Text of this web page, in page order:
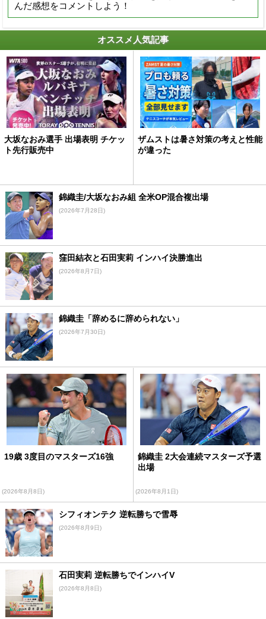
んだ感想をコメントしよう！
オススメ人気記事
大坂なおみ選手 出場表明 チケッ
ト先行販売中
ザムストは暑さ対策の考えと性能
が違った
錦織圭/大坂なおみ組 全米OP混合複出場
(2026年7月28日)
窪田結衣と石田実莉 インハイ決勝進出
(2026年8月7日)
錦織圭「辞めるに辞められない」
(2026年7月30日)
19歳 3度目のマスターズ16強
(2026年8月8日)
錦織圭 2大会連続マスターズ予選
出場
(2026年8月1日)
シフィオンテク 逆転勝ちで雪辱
(2026年8月9日)
石田実莉 逆転勝ちでインハイV
(2026年8月8日)